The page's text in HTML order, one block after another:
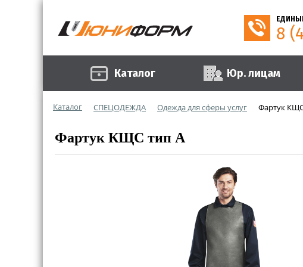
8
Каталог Юр. лицам
Каталог СПЕЦОДЕЖДА Одежда для сферы услуг Фартук
Фартук КЩС тип А